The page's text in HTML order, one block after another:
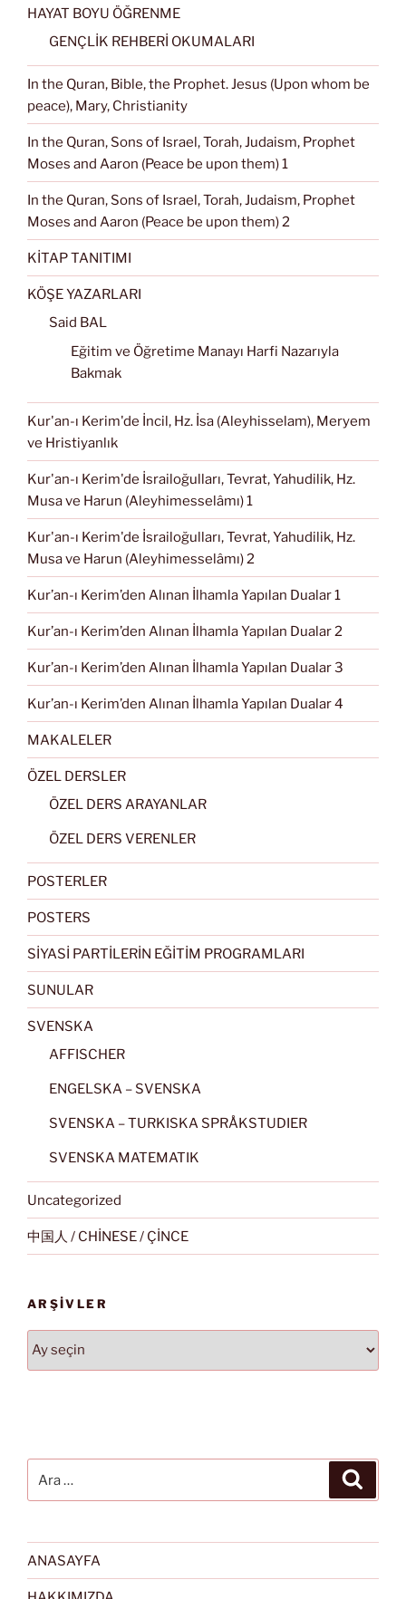
HAYAT BOYU ÖĞRENME
GENÇLİK REHBERİ OKUMALARI
In the Quran, Bible, the Prophet. Jesus (Upon whom be
peace), Mary, Christianity
In the Quran, Sons of Israel, Torah, Judaism, Prophet
Moses and Aaron (Peace be upon them) 1
In the Quran, Sons of Israel, Torah, Judaism, Prophet
Moses and Aaron (Peace be upon them) 2
KİTAP TANITIMI
KÖŞE YAZARLARI
Said BAL
Eğitim ve Öğretime Manayı Harfi Nazarıyla
Bakmak
Kur'an-ı Kerim'de İncil, Hz. İsa (Aleyhisselam), Meryem
ve Hristiyanlık
Kur'an-ı Kerim'de İsrailoğulları, Tevrat, Yahudilik, Hz.
Musa ve Harun (Aleyhimesselâmı) 1
Kur'an-ı Kerim'de İsrailoğulları, Tevrat, Yahudilik, Hz.
Musa ve Harun (Aleyhimesselâmı) 2
Kur’an-ı Kerim’den Alınan İlhamla Yapılan Dualar 1
Kur’an-ı Kerim’den Alınan İlhamla Yapılan Dualar 2
Kur’an-ı Kerim’den Alınan İlhamla Yapılan Dualar 3
Kur’an-ı Kerim’den Alınan İlhamla Yapılan Dualar 4
MAKALELER
ÖZEL DERSLER
ÖZEL DERS ARAYANLAR
ÖZEL DERS VERENLER
POSTERLER
POSTERS
SİYASİ PARTİLERİN EĞİTİM PROGRAMLARI
SUNULAR
SVENSKA
AFFISCHER
ENGELSKA – SVENSKA
SVENSKA – TURKISKA SPRÅKSTUDIER
SVENSKA MATEMATIK
Uncategorized
中国人 / CHİNESE / ÇİNCE
ARŞIVLER
Arşivler
ANASAYFA